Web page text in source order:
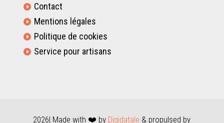
 Contact
 Mentions légales
 Politique de cookies
 Service pour artisans
2026| Made with ❤️ by Digidatale & propulsed by